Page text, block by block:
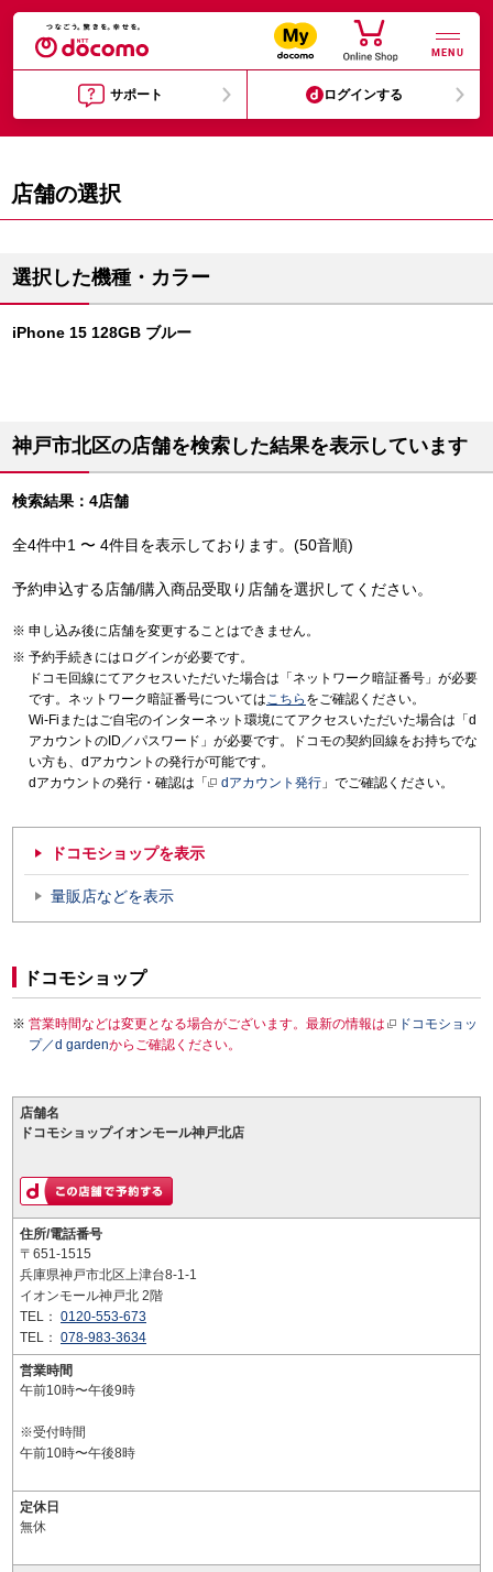
MENU
サポート ログインする
店舗の選択
選択した機種・カラー
iPhone 15 128GB ブルー
神戸市北区の店舗を検索した結果を表示しています
検索結果：4店舗
全4件中1 〜 4件目を表示しております。(50音順)
予約申込する店舗/購入商品受取り店舗を選択してください。
申し込み後に店舗を変更することはできません。
予約手続きにはログインが必要です。
ドコモ回線にてアクセスいただいた場合は「ネットワーク暗証番号」が必要
です。ネットワーク暗証番号についてはこちら をご確認ください。
Wi-Fiまたはご自宅のインターネット環境にてアクセスいただいた場合は「d
アカウントのID／パスワード」が必要です。ドコモの契約回線をお持ちでな
い方も、dアカウントの発行が可能です。
dアカウントの発行・確認は「
dアカウント発行 」でご確認ください。
ドコモショップを表示
量販店などを表示
ドコモショップ
営業時間などは変更となる場合がございます。最新の情報は
ドコモショッ
プ／d gardenからご確認ください。
店舗名
ドコモショップイオンモール神戸北店
住所/電話番号
〒651-1515
兵庫県神戸市北区上津台8-1-1
イオンモール神戸北 2階
TEL： 0120-553-673
TEL： 078-983-3634
営業時間
午前10時〜午後9時
※受付時間
午前10時〜午後8時
定休日
無休